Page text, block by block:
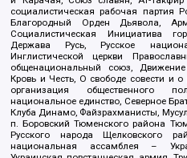
социалистическая рабочая партия
Благородный Орден Дьявола,
Социалистическая Инициатива
Держава Русь, Русское
Инглистической церкви
общенациональный союз,
Кровь и Честь, О свободе совести и
организация общественного
национальное единство, Северное
Клуба Динамо, Файзрахманисты,
п. Боровский Тюменского района
Русского народа Щелковского
национальная ассамблея –